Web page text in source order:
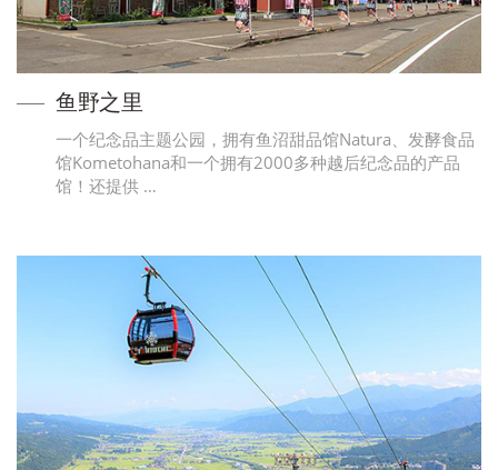
鱼野之里
一个纪念品主题公园，拥有鱼沼甜品馆Natura、发酵食品
馆Kometohana和一个拥有2000多种越后纪念品的产品
馆！还提供 …